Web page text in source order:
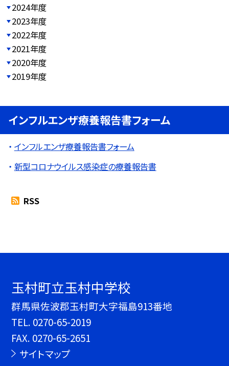
2024年度
2023年度
2022年度
2021年度
2020年度
2019年度
インフルエンザ療養報告書フォーム
インフルエンザ療養報告書フォーム
新型コロナウイルス感染症の療養報告書
RSS
玉村町立玉村中学校
群馬県佐波郡玉村町大字福島913番地
TEL. 0270-65-2019
FAX. 0270-65-2651
サイトマップ